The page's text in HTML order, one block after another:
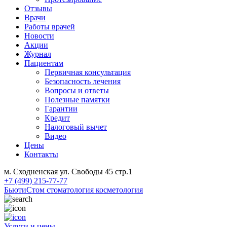
Отзывы
Врачи
Работы врачей
Новости
Акции
Журнал
Пациентам
Первичная консультация
Безопасность лечения
Вопросы и ответы
Полезные памятки
Гарантии
Кредит
Налоговый вычет
Видео
Цены
Контакты
м. Сходненская ул. Свободы 45 стр.1
+7 (499) 215-77-77
БьютиСтом стоматология косметология